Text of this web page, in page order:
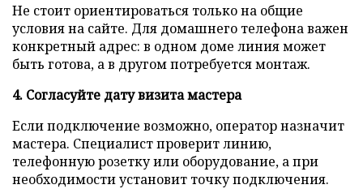
Не стоит ориентироваться только на общие
условия на сайте. Для домашнего телефона важен
конкретный адрес: в одном доме линия может
быть готова, а в другом потребуется монтаж.
4. Согласуйте дату визита мастера
Если подключение возможно, оператор назначит
мастера. Специалист проверит линию,
телефонную розетку или оборудование, а при
необходимости установит точку подключения.